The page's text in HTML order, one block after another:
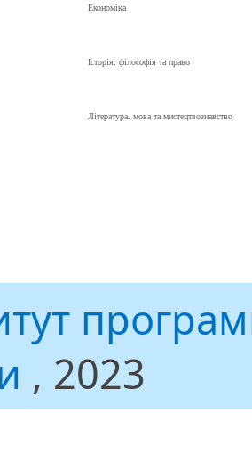
Економіка
Історія, філософія та право
Література, мова та мистецтвознавство
, 2023